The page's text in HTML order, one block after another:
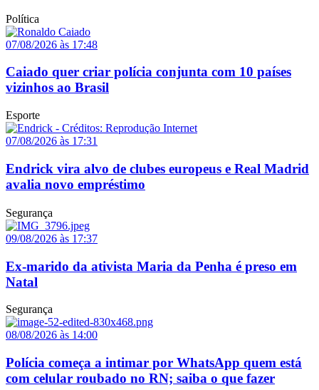
Política
07/08/2026 às 17:48
Caiado quer criar polícia conjunta com 10 países
vizinhos ao Brasil
Esporte
07/08/2026 às 17:31
Endrick vira alvo de clubes europeus e Real Madrid
avalia novo empréstimo
Segurança
09/08/2026 às 17:37
Ex-marido da ativista Maria da Penha é preso em
Natal
Segurança
08/08/2026 às 14:00
Polícia começa a intimar por WhatsApp quem está
com celular roubado no RN; saiba o que fazer